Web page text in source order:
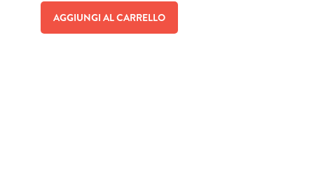
AGGIUNGI AL CARRELLO